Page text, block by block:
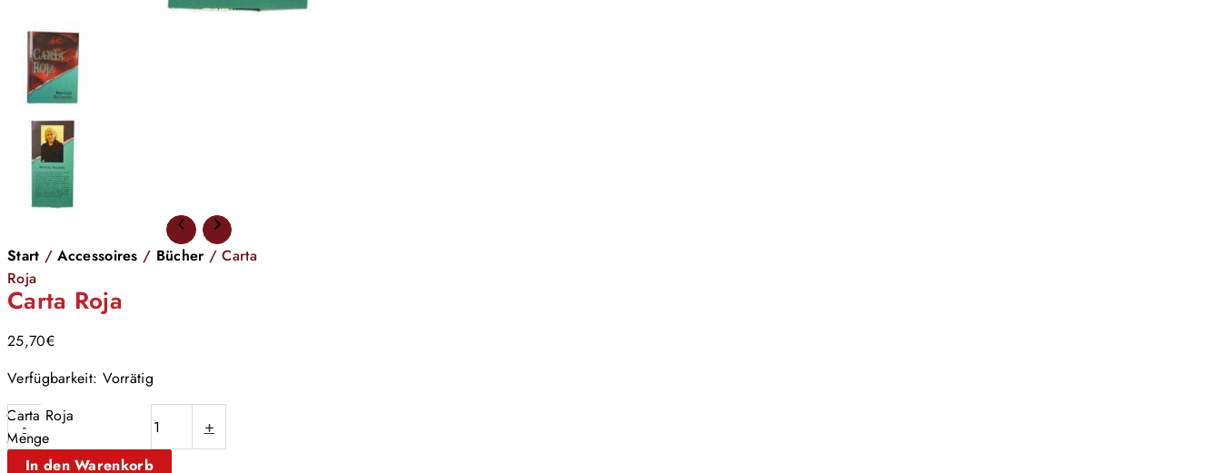
Start /Accessoires / Bücher / Carta
Roja
Carta Roja
25,70€
Verfügbarkeit: Vorrätig
-
Carta Roja
Menge
+
In den Warenkorb